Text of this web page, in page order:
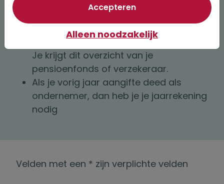
Je Uniform Pensioenoverzicht (UPO)
over het vorige jaar. Hierin vind je je
jaarlijkse pensioenaangroei (factor A).
Je krijgt dit overzicht van je
pensioenfonds of verzekeraar.
Als je vorig jaar aangifte deed als
ondernemer, dan heb je je jaarrekening
nodig
Velden met een * zijn verplichte velden
Accepterenvan optionele
Alleen noodzakelijk